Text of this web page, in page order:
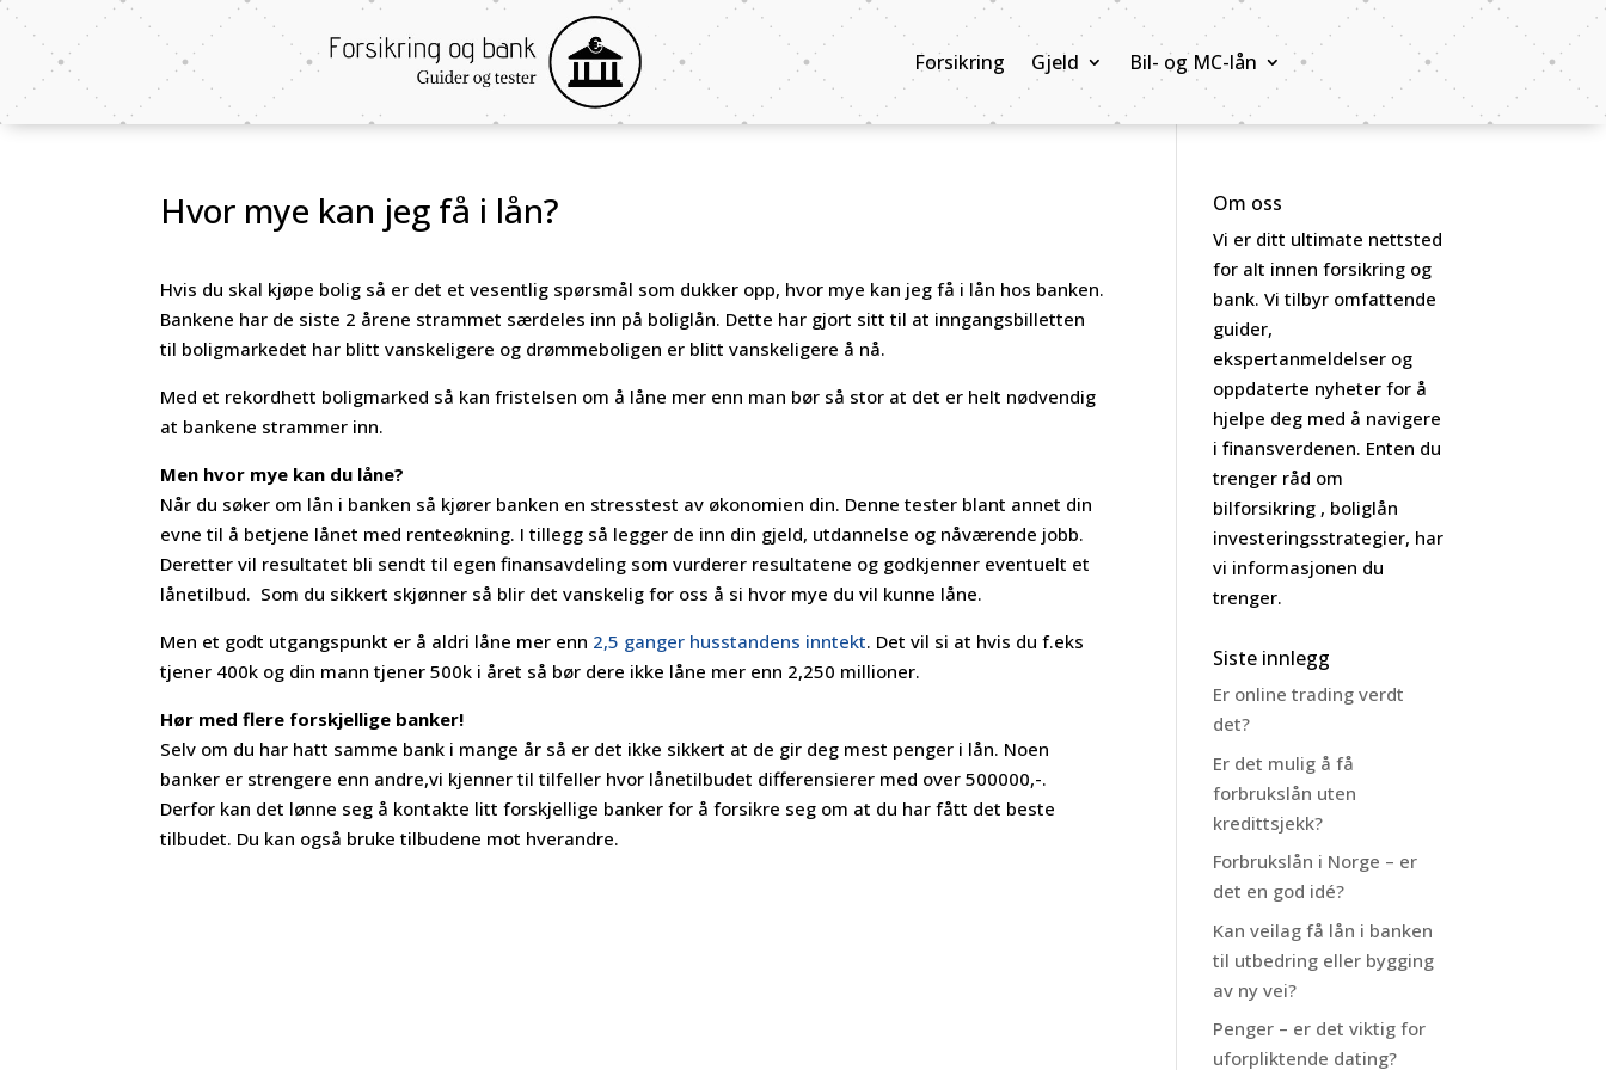
Forsikring Gjeld Bil- og MC-lån
Hvor mye kan jeg få i lån?
Hvis du skal kjøpe bolig så er det et vesentlig spørsmål som dukker opp, hvor mye kan jeg få i lån hos banken.
Bankene har de siste 2 årene strammet særdeles inn på boliglån. Dette har gjort sitt til at inngangsbilletten
til boligmarkedet har blitt vanskeligere og drømmeboligen er blitt vanskeligere å nå.
Med et rekordhett boligmarked så kan fristelsen om å låne mer enn man bør så stor at det er helt nødvendig
at bankene strammer inn.
Men hvor mye kan du låne?
Når du søker om lån i banken så kjører banken en stresstest av økonomien din. Denne tester blant annet din
evne til å betjene lånet med renteøkning. I tillegg så legger de inn din gjeld, utdannelse og nåværende jobb.
Deretter vil resultatet bli sendt til egen finansavdeling som vurderer resultatene og godkjenner eventuelt et
lånetilbud. Som du sikkert skjønner så blir det vanskelig for oss å si hvor mye du vil kunne låne.
Men et godt utgangspunkt er å aldri låne mer enn 2,5 ganger husstandens inntekt. Det vil si at hvis du f.eks
tjener 400k og din mann tjener 500k i året så bør dere ikke låne mer enn 2,250 millioner.
Hør med flere forskjellige banker!
Selv om du har hatt samme bank i mange år så er det ikke sikkert at de gir deg mest penger i lån. Noen
banker er strengere enn andre,vi kjenner til tilfeller hvor lånetilbudet differensierer med over 500000,-.
Derfor kan det lønne seg å kontakte litt forskjellige banker for å forsikre seg om at du har fått det beste
tilbudet. Du kan også bruke tilbudene mot hverandre.
Om oss
Vi er ditt ultimate nettsted
for alt innen forsikring og
bank. Vi tilbyr omfattende
guider,
ekspertanmeldelser og
oppdaterte nyheter for å
hjelpe deg med å navigere
i finansverdenen. Enten du
trenger råd om
bilforsikring , boliglån
investeringsstrategier, har
vi informasjonen du
trenger.
Siste innlegg
Er online trading verdt
det?
Er det mulig å få
forbrukslån uten
kredittsjekk?
Forbrukslån i Norge – er
det en god idé?
Kan veilag få lån i banken
til utbedring eller bygging
av ny vei?
Penger – er det viktig for
uforpliktende dating?